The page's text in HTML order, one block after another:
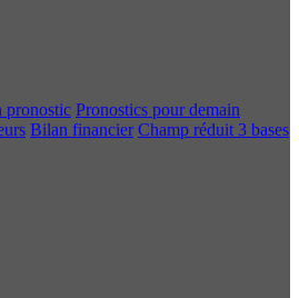
pronostic Pronostics pour demain
Bilan financier Champ réduit 3 bases